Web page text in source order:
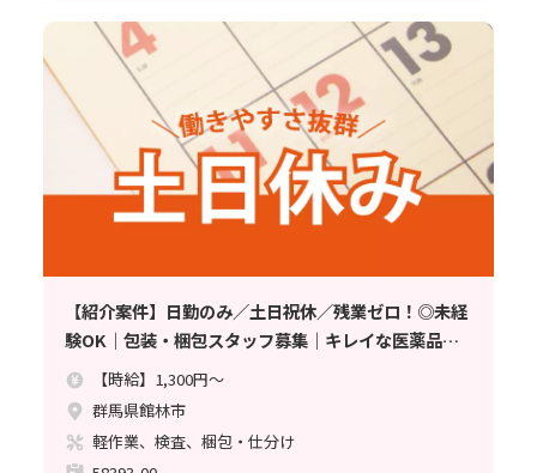
【紹介案件】日勤のみ／土日祝休／残業ゼロ！◎未経
験OK｜包装・梱包スタッフ募集｜キレイな医薬品工
場でコツコツ軽作業｜快適クリーンルームでプライベ
ートも充実！《群馬県館林市》
【時給】1,300円～
群馬県館林市
軽作業、検査、梱包・仕分け